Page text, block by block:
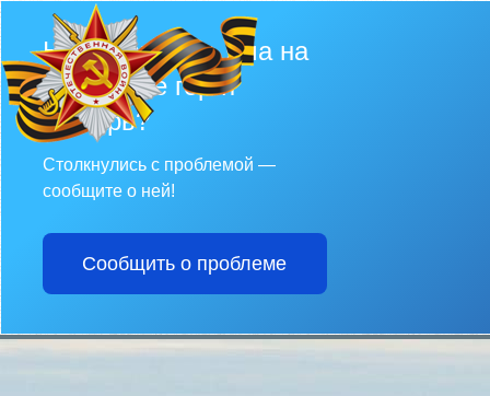
Не убран снег, яма на
дороге, не горит
фонарь?
Столкнулись с проблемой —
сообщите о ней!
Сообщить о проблеме